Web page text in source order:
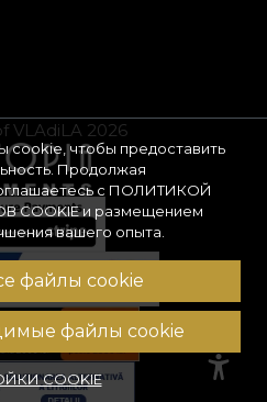
cookie, чтобы предоставить
Продолжая
с ПОЛИТИКОЙ
COOKIEи размещением
вашего опыта.
файлы cookie
файлы cookie
COOKIE
VLAdiLA 2026